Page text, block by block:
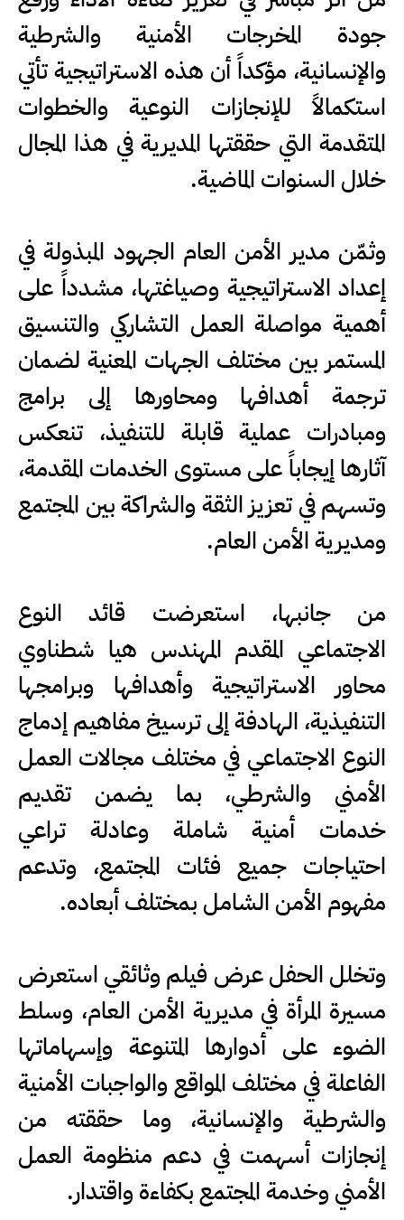
جودة المخرجات الأمنية والشرطية
والإنسانية، مؤكداً أن هذه الاستراتيجية تأتي
استكمالاً للإنجازات النوعية والخطوات
المتقدمة التي حققتها المديرية في هذا المجال
خلال السنوات الماضية.
وثمّن مدير الأمن العام الجهود المبذولة في
إعداد الاستراتيجية وصياغتها، مشدداً على
أهمية مواصلة العمل التشاركي والتنسيق
المستمر بين مختلف الجهات المعنية لضمان
ترجمة أهدافها ومحاورها إلى برامج
ومبادرات عملية قابلة للتنفيذ، تنعكس
آثارها إيجاباً على مستوى الخدمات المقدمة،
وتسهم في تعزيز الثقة والشراكة بين المجتمع
ومديرية الأمن العام.
من جانبها، استعرضت قائد النوع
الاجتماعي المقدم المهندس هيا شطناوي
محاور الاستراتيجية وأهدافها وبرامجها
التنفيذية، الهادفة إلى ترسيخ مفاهيم إدماج
النوع الاجتماعي في مختلف مجالات العمل
الأمني والشرطي، بما يضمن تقديم
خدمات أمنية شاملة وعادلة تراعي
احتياجات جميع فئات المجتمع، وتدعم
مفهوم الأمن الشامل بمختلف أبعاده.
وتخلل الحفل عرض فيلم وثائقي استعرض
مسيرة المرأة في مديرية الأمن العام، وسلط
الضوء على أدوارها المتنوعة وإسهاماتها
الفاعلة في مختلف المواقع والواجبات الأمنية
والشرطية والإنسانية، وما حققته من
إنجازات أسهمت في دعم منظومة العمل
الأمني وخدمة المجتمع بكفاءة واقتدار.